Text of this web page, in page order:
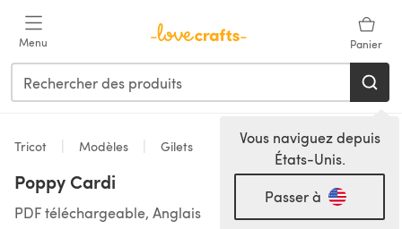
Menu Panier
Vous naviguez depuis
États-Unis.
Passer à
Tricot Modèles Gilets
Poppy Cardi
PDF téléchargeable, Anglais